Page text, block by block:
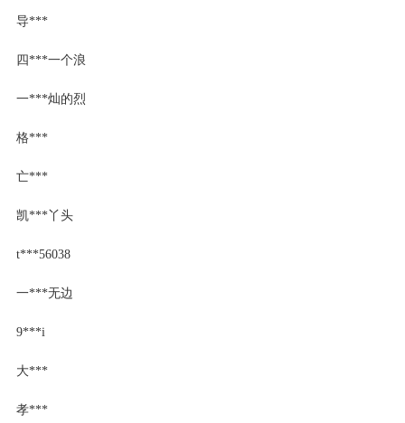
导***
四***一个浪
一***灿的烈
格***
亡***
凯***丫头
t***56038
一***无边
9***i
大***
孝***